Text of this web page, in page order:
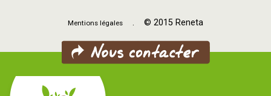
Mentions légales . © 2015 Reneta